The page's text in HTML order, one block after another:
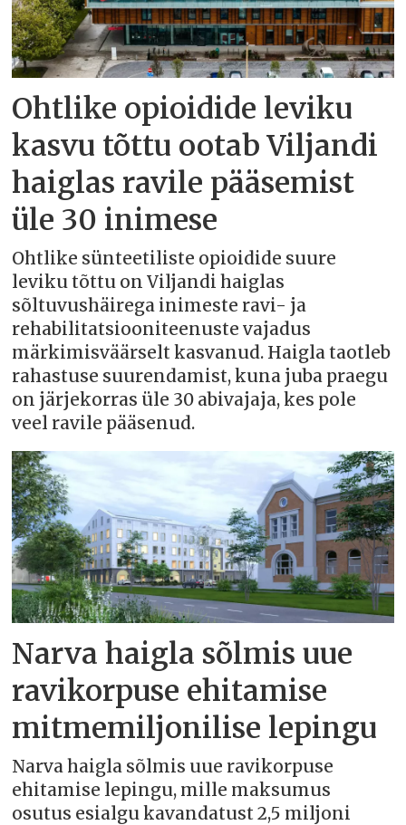
Ohtlike opioidide leviku
kasvu tõttu ootab Viljandi
haiglas ravile pääsemist
üle 30 inimese
Ohtlike sünteetiliste opioidide suure
leviku tõttu on Viljandi haiglas
sõltuvushäirega inimeste ravi- ja
rehabilitatsiooniteenuste vajadus
märkimisväärselt kasvanud. Haigla taotleb
rahastuse suurendamist, kuna juba praegu
on järjekorras üle 30 abivajaja, kes pole
veel ravile pääsenud.
Narva haigla sõlmis uue
ravikorpuse ehitamise
mitmemiljonilise lepingu
Narva haigla sõlmis uue ravikorpuse
ehitamise lepingu, mille maksumus
osutus esialgu kavandatust 2,5 miljoni